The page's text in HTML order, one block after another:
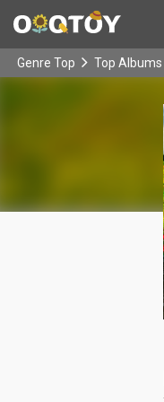
Genre Top Top Albums